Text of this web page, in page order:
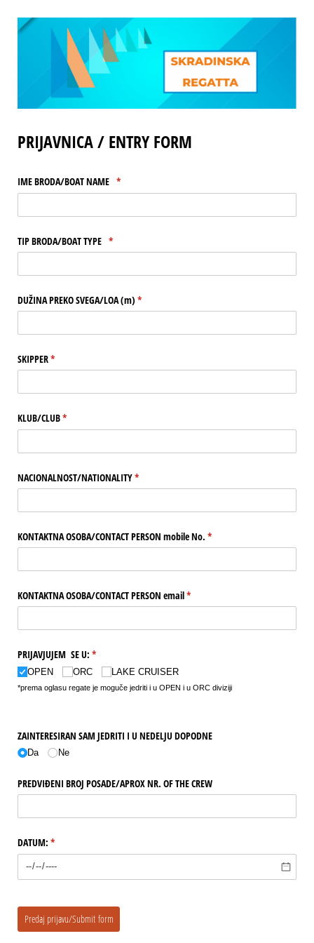
PRIJAVNICA / ENTRY FORM
IME BRODA/​BOAT NAME *
(potreban upis)
TIP BRODA/​BOAT TYPE *
(potreban upis)
DUŽINA PREKO SVEGA/​LOA (m) *
(potreban upis)
SKIPPER*
(potreban upis)
KLUB/​CLUB*
(potreban upis)
NACIONALNOST/​NATIONALITY*
(potreban upis)
KONTAKTNA OSOBA/​CONTACT PERSON mobile No. *
(potreban upis)
KONTAKTNA OSOBA/​CONTACT PERSON email*
(potreban upis)
PRIJAVJUJEM SE U: *
(potreban upis)
OPEN ORC LAKE CRUISER
*prema oglasu regate je moguče jedriti i u OPEN i u ORC diviziji
ZAINTERESIRAN SAM JEDRITI I U NEDELJU DOPODNE
Da Ne
PREDVIĐENI BROJ POSADE/​APROX NR. OF THE CREW
DATUM: *
(potreban upis)
Predaj prijavu/Submit form